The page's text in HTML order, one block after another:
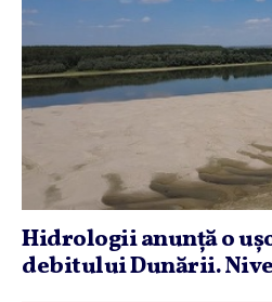
Hidrologii anunţă o
debitului Dunării.